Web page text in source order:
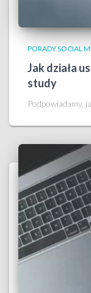
PORADY SOCIAL
Jak działa
study
Podpowiadamy,